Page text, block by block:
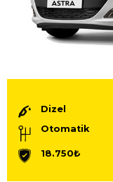
Dizel
Otomatik
18.750₺